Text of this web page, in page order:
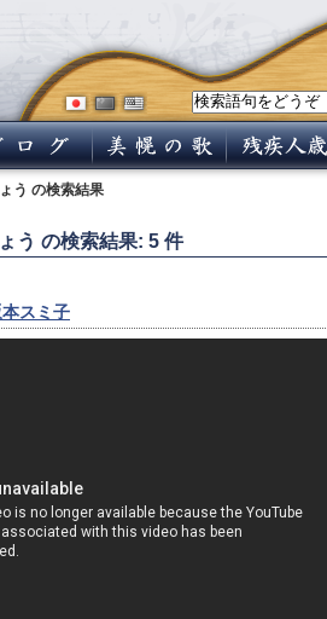
う の検索結果
う の検索結果: 5 件
スミ子